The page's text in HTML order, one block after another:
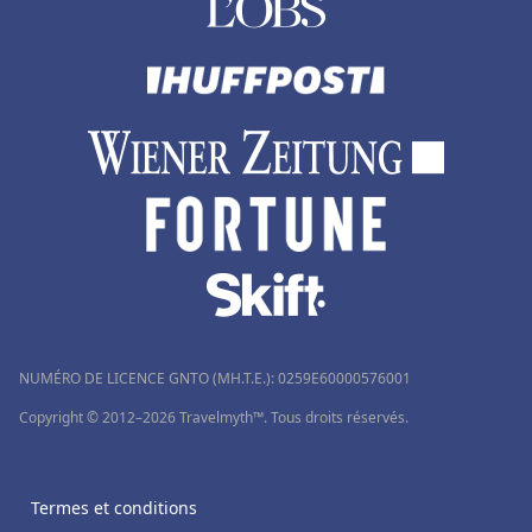
Hôtels dans les Côtes d'Armor
Hôtels à Tanger
NUMÉRO DE LICENCE GNTO (MH.T.E.): 0259Ε60000576001
Copyright © 2012–2026 Travelmyth™. Tous droits réservés.
Termes et conditions